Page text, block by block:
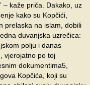
– kaže priča. Dakako, uz
kako su Kopčići,
prelaska na islam, dobili
duvanjska uzrečica:
polju i danas
vjerojatno po toj
dokumentima5,
Kopčića, koji su